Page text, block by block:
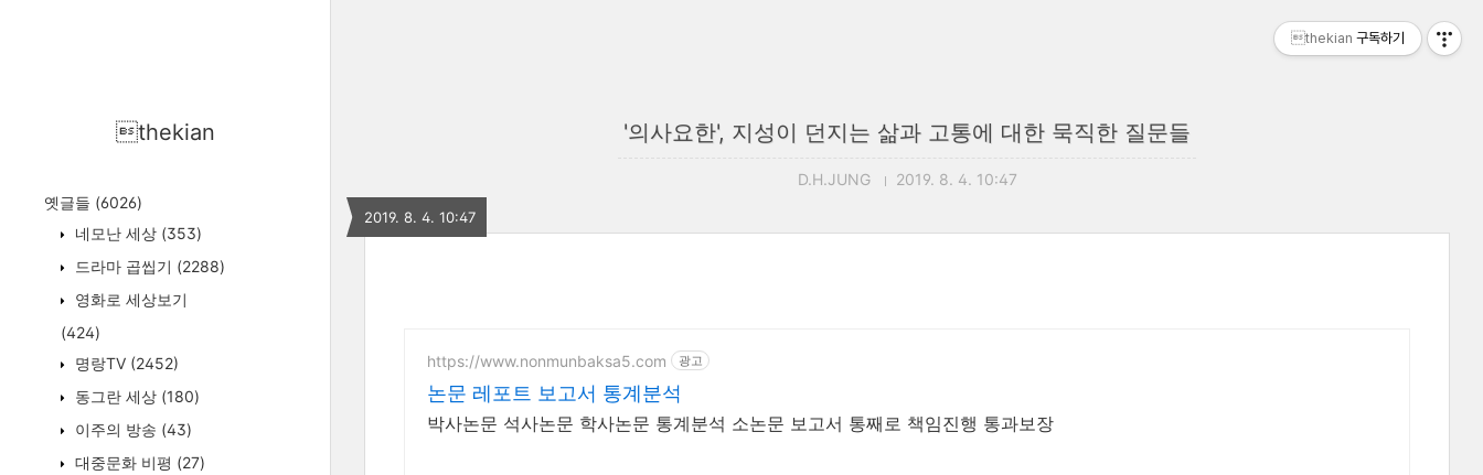
thekian
옛글들 (6026)
네모난 세상 (353)
드라마 곱씹기 (2288)
영화로 세상보기
(424)
명랑TV (2452)
동그란 세상 (180)
이주의 방송 (43)
대중문화 비평 (27)
'의사요한', 지성이 던지는 삶과 고통에 대한 묵직한 질문들
D.H.JUNG 2019. 8. 4. 10:47
2019. 8. 4. 10:47
https://www.nonmunbaksa5.com 광고
논문 레포트 보고서 통계분석
박사논문 석사논문 학사논문 통계분석 소논문 보고서 통째로 책임진행 통과보장
thekian 구독하기